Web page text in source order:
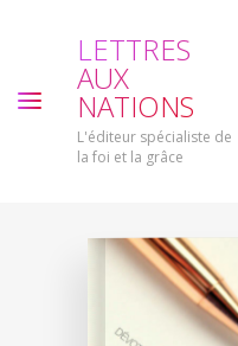
LETTRES
AUX
NATIONS
L'éditeur spécialiste de
la foi et la grâce